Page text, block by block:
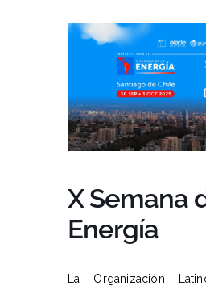
X Semana
Energía
La Organización